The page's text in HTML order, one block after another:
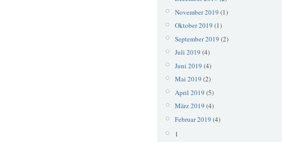
November 2019 (1)
Oktober 2019 (1)
September 2019 (2)
Juli 2019 (4)
Juni 2019 (4)
Mai 2019 (2)
April 2019 (5)
März 2019 (4)
Februar 2019 (4)
1